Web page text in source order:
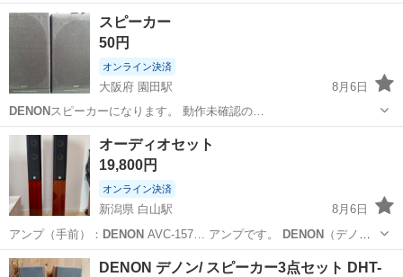
スピーカー
50円
オンライン決済
大阪府 園田駅
8月6日
DENON スピーカーになります。 動作未確認の…
大阪 豊中市 園田駅 オーディオ
オーディオセット
19,800円
オンライン決済
新潟県 白山駅
8月6日
アンプ（手前）： DENON AVC-157… アンプです。 DENON
（デノ
ン）のスピ…
新潟 新潟市 オーディオ
DENON デノン/ スピーカー3点セット DHT-